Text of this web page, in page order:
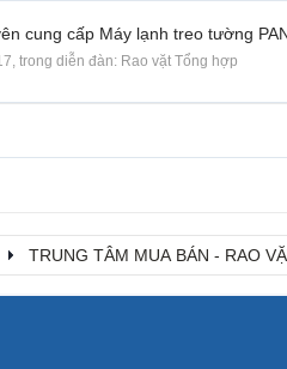
cung cấp Máy lạnh treo tường
, trong diễn đàn: Rao vặt Tổng hợp
TRUNG TÂM MUA BÁN - RAO